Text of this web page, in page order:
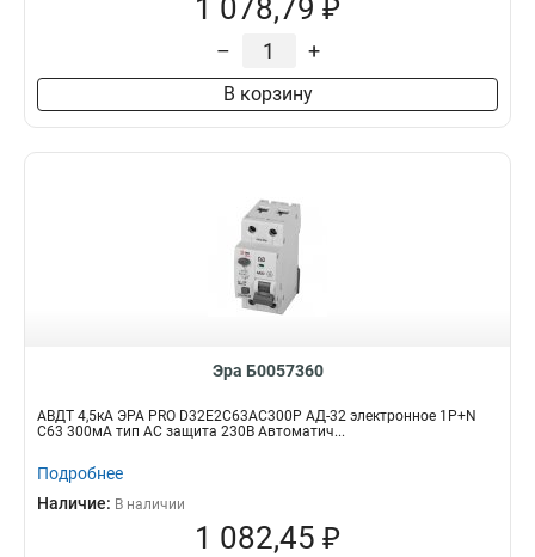
1 078,79 ₽
– +
В корзину
Эра Б0057360
АВДТ 4,5кА ЭРА PRO D32E2C63АC300P АД-32 электронное 1P+N
C63 300мА тип АC защита 230В Автоматич...
Подробнее
Наличие: В наличии
1 082,45 ₽